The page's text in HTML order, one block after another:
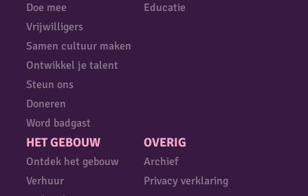
Doe mee
Vrijwilligers
Samen cultuur maken
Ontwikkel je talent
Steun ons
Doneren
Word badgast
Educatie
HET GEBOUW
Ontdek het gebouw
Verhuur
OVERIG
Archief
Privacy verklaring